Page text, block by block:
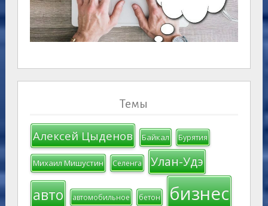
Темы
Алексей Цыденов Байкал Бурятия
Михаил Мишустин Селенга Улан-Удэ
авто автомобильное бетон бизнес